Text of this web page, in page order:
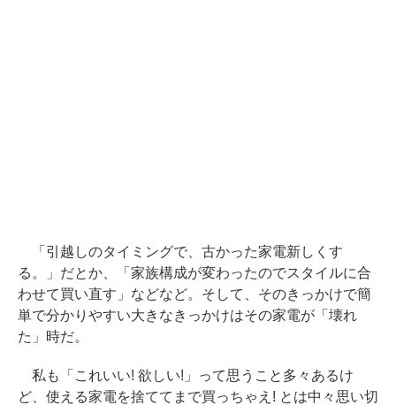
「引越しのタイミングで、古かった家電新しくす
る。」だとか、「家族構成が変わったのでスタイルに合
わせて買い直す」などなど。そして、そのきっかけで簡
単で分かりやすい大きなきっかけはその家電が「壊れ
た」時だ。
私も「これいい! 欲しい!」って思うこと多々あるけ
ど、使える家電を捨ててまで買っちゃえ! とは中々思い切